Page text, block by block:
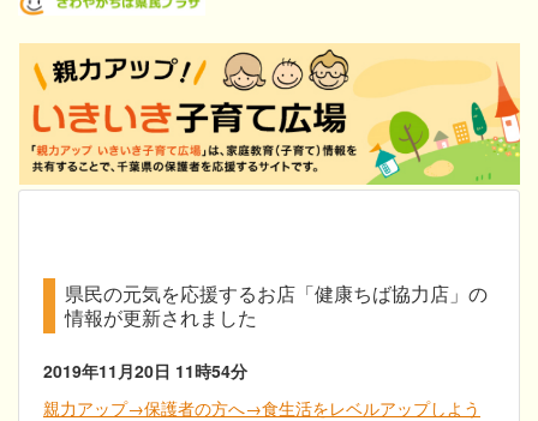
県民の元気を応援するお店「健康ちば協力店」の
情報が更新されました
2019年11月20日 11時54分
親力アップ→保護者の方へ→食生活をレベルアップしよう